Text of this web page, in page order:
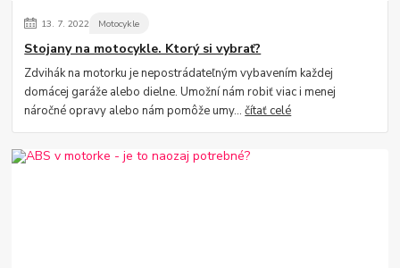
13. 7. 2022 Motocykle
Stojany na motocykle. Ktorý si vybrať?
Zdvihák na motorku je nepostrádateľným vybavením každej
domácej garáže alebo dielne. Umožní nám robiť viac i menej
náročné opravy alebo nám pomôže umy...čítať celé